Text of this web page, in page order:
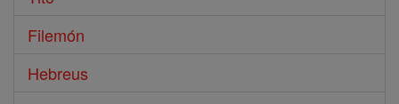
Filemón
Hebreus